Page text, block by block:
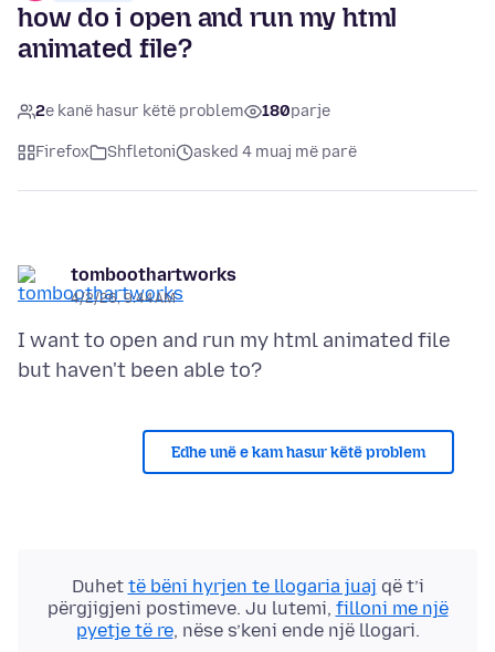
how do i open and run my html
animated file?
2e kanë hasur këtë problem 180parje
Firefox Shfletoni asked 4 muaj më parë
tomboothartworks
4/2/26, 9:44 AM
I want to open and run my html animated file
Edhe unë e kam hasur këtë problem
Duhet të bëni hyrjen te llogaria juaj që t’i
përgjigjeni postimeve. Ju lutemi, filloni me një
pyetje të re, nëse s’keni ende një llogari.